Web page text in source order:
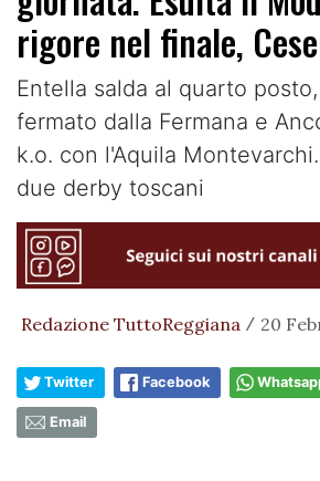
rigore nel finale,
Entella salda al quarto
fermato dalla Fermana e
k.o. con l'Aquila
due derby toscani
Redazione TuttoReggiana / 20
Twitter Facebook
Email